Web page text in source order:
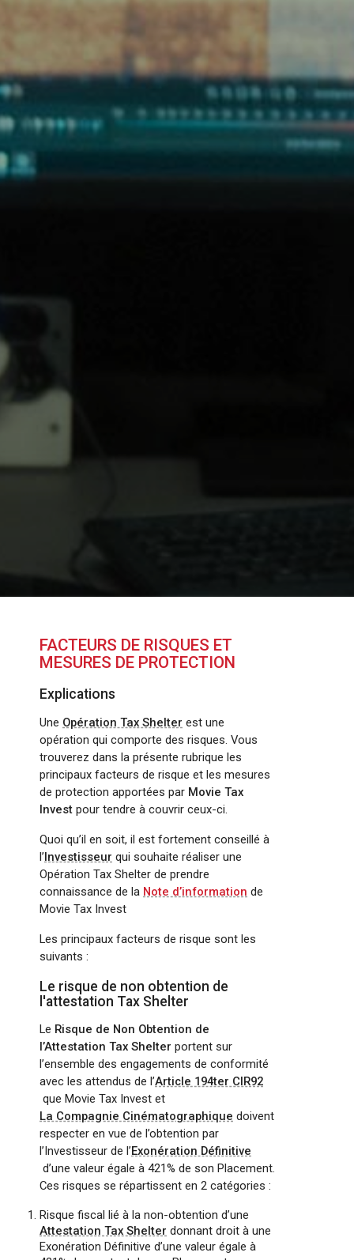
FACTEURS DE RISQUES ET
MESURES DE PROTECTION
Explications
Une Opération Tax Shelter est une
opération qui comporte des risques. Vous
trouverez dans la présente rubrique les
principaux facteurs de risque et les mesures
de protection apportées par Movie Tax
Invest pour tendre à couvrir ceux-ci.
Quoi qu’il en soit, il est fortement conseillé à
l’Investisseur qui souhaite réaliser une
Opération Tax Shelter de prendre
connaissance de la Note d’information de
Movie Tax Invest
Les principaux facteurs de risque sont les
suivants :
Le risque de non obtention de
l'attestation Tax Shelter
Le Risque de Non Obtention de
l’Attestation Tax Shelter portent sur
l’ensemble des engagements de conformité
avec les attendus de l’Article 194ter CIR92
que Movie Tax Invest et
La Compagnie Cinématographique doivent
respecter en vue de l’obtention par
l’Investisseur de l’Exonération Définitive
d’une valeur égale à 421% de son Placement.
Ces risques se répartissent en 2 catégories :
Risque fiscal lié à la non-obtention d’une
Attestation Tax Shelter donnant droit à une
Exonération Définitive d’une valeur égale à